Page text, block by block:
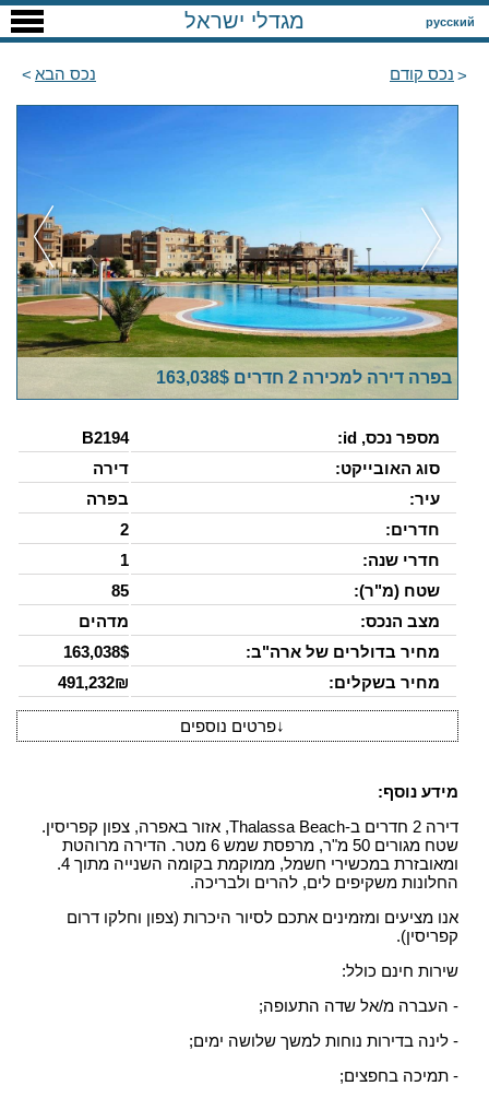
русский מגדלי ישראל
נכס קודם נכס הבא
בפרה דירה למכירה 2 חדרים 163,038$
מספר נכס, id:
B2194
סוג האובייקט:
דירה
עיר:
בפרה
חדרים:
2
חדרי שנה:
1
שטח (מ"ר):
85
מצב הנכס:
מדהים
מחיר בדולרים של ארה"ב:
163,038$
מחיר בשקלים:
491,232₪
↓פרטים נוספים
מידע נוסף:
דירה 2 חדרים ב-Thalassa Beach, אזור באפרה, צפון קפריסין.
שטח מגורים 50 מ"ר, מרפסת שמש 6 מטר. הדירה מרוהטת
ומאובזרת במכשירי חשמל, ממוקמת בקומה השנייה מתוך 4.
החלונות משקיפים לים, להרים ולבריכה.
אנו מציעים ומזמינים אתכם לסיור היכרות (צפון וחלקו דרום
קפריסין).
שירות חינם כולל:
- העברה מ/אל שדה התעופה;
- לינה בדירות נוחות למשך שלושה ימים;
- תמיכה בחפצים;